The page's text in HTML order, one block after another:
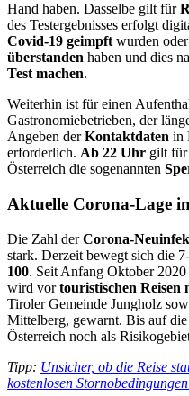
Hand haben. Dasselbe gilt für
des Testergebnisses erfolgt
Covid-19 geimpft wurden
überstanden haben und dies
Test machen.
Weiterhin ist für einen
Gastronomiebetrieben, der
Angeben derKontaktdaten in
erforderlich. Ab 22 Uhr gilt für
Österreich die sogenannten
Aktuelle Corona-Lage
Die Zahl derCorona-
stark. Derzeit bewegt sich die
100. Seit Anfang Oktober
wird vortouristischen Reisen
Tiroler Gemeinde Jungholz
Mittelberg, gewarnt. Bis auf
Österreich noch als
Tipp: Unsicher, ob die Reise
kostenlosen